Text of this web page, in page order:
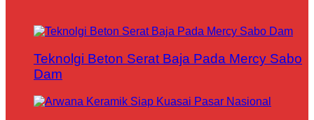
Teknolgi Beton Serat Baja Pada Mercy Sabo
Dam